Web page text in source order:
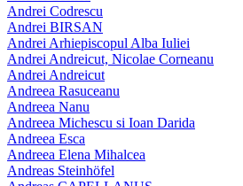
Andrei Codrescu
Andrei BIRSAN
Andrei Arhiepiscopul Alba Iuliei
Andrei Andreicut, Nicolae Corneanu
Andrei Andreicut
Andreea Rasuceanu
Andreea Nanu
Andreea Michescu si Ioan Darida
Andreea Esca
Andreea Elena Mihalcea
Andreas Steinhöfel